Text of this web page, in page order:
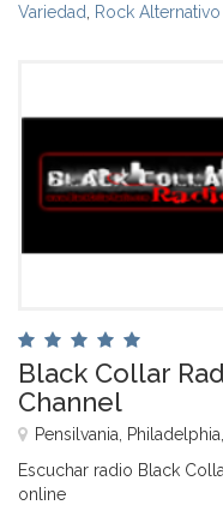
Variedad Rock Alternativo
Black Collar
Channel
Pensilvania, Philadelphia,
Escuchar radio Black
online